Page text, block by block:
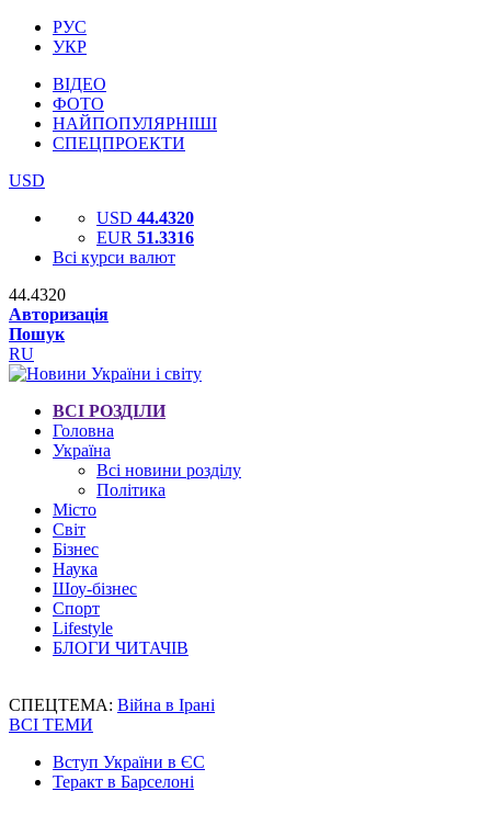
РУС
УКР
ВІДЕО
ФОТО
НАЙПОПУЛЯРНІШІ
СПЕЦПРОЕКТИ
USD
USD 44.4320
EUR 51.3316
Всі курси валют
44.4320
Авторизація
Пошук
RU
ВСІ РОЗДІЛИ
Головна
Україна
Всі новини розділу
Політика
Місто
Світ
Бізнес
Наука
Шоу-бізнес
Спорт
Lifestyle
БЛОГИ ЧИТАЧІВ
СПЕЦТЕМА: Війна в Ірані
ВСІ ТЕМИ
Вступ України в ЄС
Теракт в Барселоні